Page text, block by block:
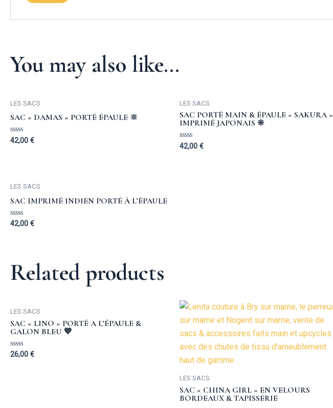
You may also like…
LES SACS
SAC « DAMAS » PORTÉ ÉPAULE 🔆
Rated
42,00 €
LES SACS
SAC PORTÉ MAIN & ÉPAULE « SAKURA »
IMPRIMÉ JAPONAIS ❊
Rated
42,00 €
LES SACS
SAC IMPRIMÉ INDIEN PORTÉ À L’ÉPAULE
Rated
42,00 €
Related products
LES SACS
SAC « LINO » PORTÉ A L’ÉPAULE &
GALON BLEU 💙
Rated
26,00 €
LES SACS
SAC « CHINA GIRL » EN VELOURS
BORDEAUX & TAPISSERIE